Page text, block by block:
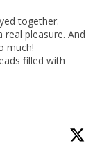
together.
pleasure. And
much!
filled with